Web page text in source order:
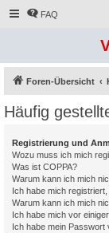
FAQ
Foren-Übersicht
Häufig
Registrierung und
Wozu muss ich mich
Was ist COPPA?
Warum kann ich mich
Ich habe mich
Warum kann ich mich
Ich habe mich vor
Ich habe mein Passwort